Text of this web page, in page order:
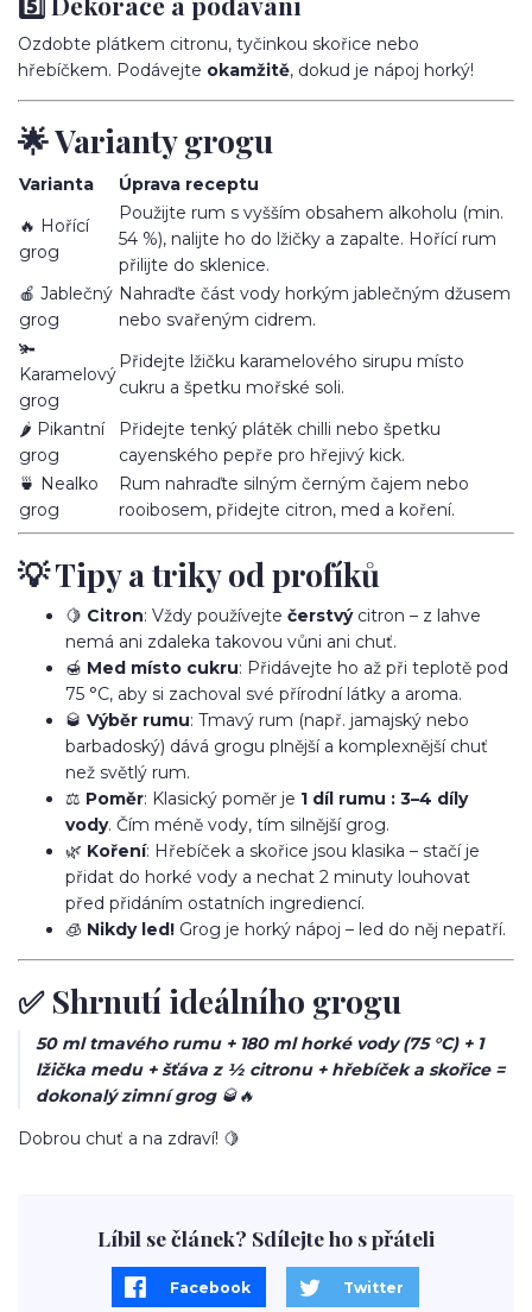
Ozdobte plátkem citronu, tyčinkou skořice nebo
hřebíčkem. Podávejte okamžitě, dokud je nápoj horký!
🌟 Varianty grogu
Varianta
Úprava receptu
🔥 Hořící
grog
Použijte rum s vyšším obsahem alkoholu (min.
54 %), nalijte ho do lžičky a zapalte. Hořící rum
přilijte do sklenice.
🍎 Jablečný
grog
Nahraďte část vody horkým jablečným džusem
nebo svařeným cidrem.
🫚
Karamelový
grog
Přidejte lžičku karamelového sirupu místo
cukru a špetku mořské soli.
🌶️ Pikantní
grog
Přidejte tenký plátěk chilli nebo špetku
cayenského pepře pro hřejivý kick.
🍵 Nealko
grog
Rum nahraďte silným černým čajem nebo
rooibosem, přidejte citron, med a koření.
💡 Tipy a triky od profíků
🍋 Citron: Vždy používejte čerstvýcitron – z lahve
nemá ani zdaleka takovou vůni ani chuť.
🍯 Med místo cukru: Přidávejte ho až při teplotě pod
75 °C, aby si zachoval své přírodní látky a aroma.
🥃 Výběr rumu: Tmavý rum (např. jamajský nebo
barbadoský) dává grogu plnější a komplexnější chuť
než světlý rum.
⚖️ Poměr: Klasický poměr je 1 díl rumu : 3–4 díly
vody. Čím méně vody, tím silnější grog.
🌿 Koření: Hřebíček a skořice jsou klasika – stačí je
přidat do horké vody a nechat 2 minuty louhovat
před přidáním ostatních ingrediencí.
🧊 Nikdy led! Grog je horký nápoj – led do něj nepatří.
✅ Shrnutí ideálního grogu
50 ml tmavého rumu + 180 ml horké vody (75 °C) + 1
lžička medu + šťáva z ½ citronu + hřebíček a skořice =
dokonalý zimní grog🥃🔥
Dobrou chuť a na zdraví! 🍋
Líbil se článek? Sdílejte ho s přáteli
Facebook Twitter